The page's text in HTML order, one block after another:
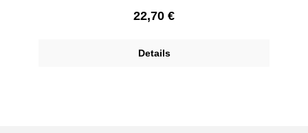
Regulärer Preis:
22,70 €
Details